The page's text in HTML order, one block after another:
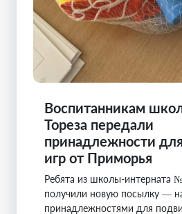
Воспитанникам
Тореза передали
принадлежности
игр от Приморья
Ребята из школы-интерната
получили новую посылку —
принадлежностями для